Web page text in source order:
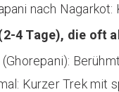
nach
4 Tage), die oft
Kurzer Trek mit